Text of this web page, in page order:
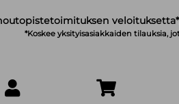
*Koskee yksityisasiakkaiden tilauksia,